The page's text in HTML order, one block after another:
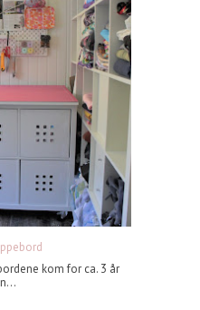
kom for ca. 3 år